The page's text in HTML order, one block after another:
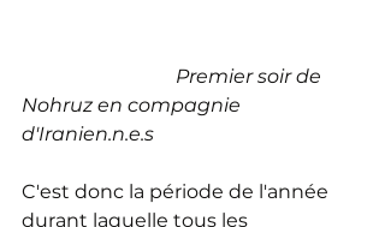
Premier soir de
Nohruz en compagnie
d'Iranien.n.e.s
C'est donc la période de l'année
durant laquelle tous les